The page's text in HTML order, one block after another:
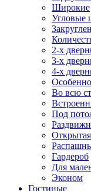
Широкие
Угловые
2-х
3-х
4-х
Во всю
Под
Гардероб
Для
Эконом
Гостиные